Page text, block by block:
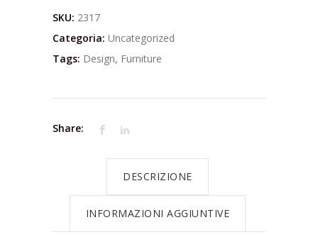
SKU: 2317
Categoria: Uncategorized
Tags: Design, Furniture
Share:
DESCRIZIONE
INFORMAZIONI AGGIUNTIVE